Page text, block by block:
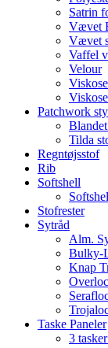
Satrin
Vævet
Vævet
Vaffel
Velour
Patchwork
Tilda
Regntøjsstof
Rib
Softshell
Stofrester
Sytråd
Alm.
Bulky-
Knap
Taske Paneler
3